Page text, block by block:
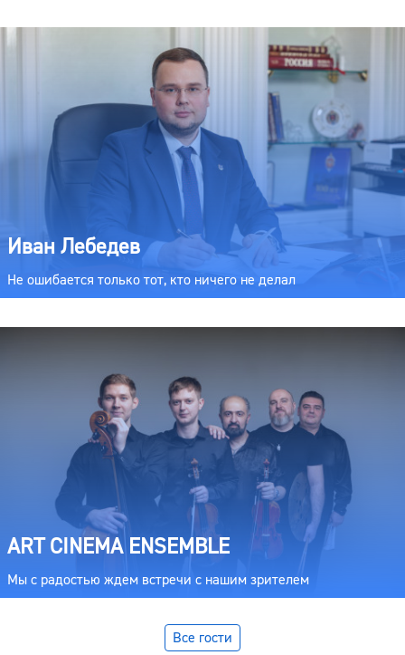
Иван Лебедев
Не ошибается только тот, кто ничего не делал
ART CINEMA ENSEMBLE
Мы с радостью ждем встречи с нашим зрителем
Все гости